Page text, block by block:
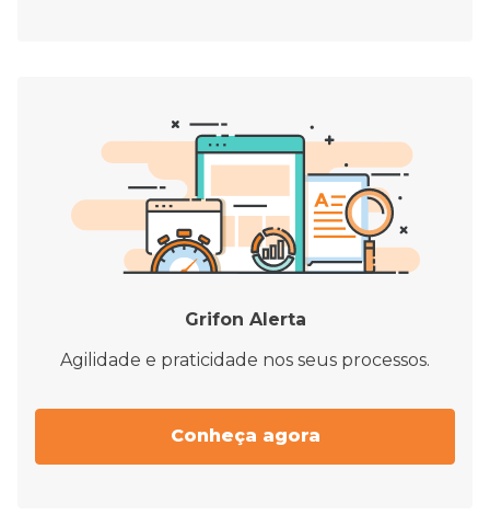
Grifon Alerta
Agilidade e praticidade nos seus processos.
Conheça agora